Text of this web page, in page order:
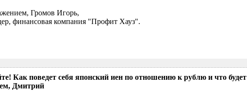
Громов Игорь,
финансовая компания "Профит Хауз".
Как поведет себя японский иен по отношению к рублю и что
Дмитрий